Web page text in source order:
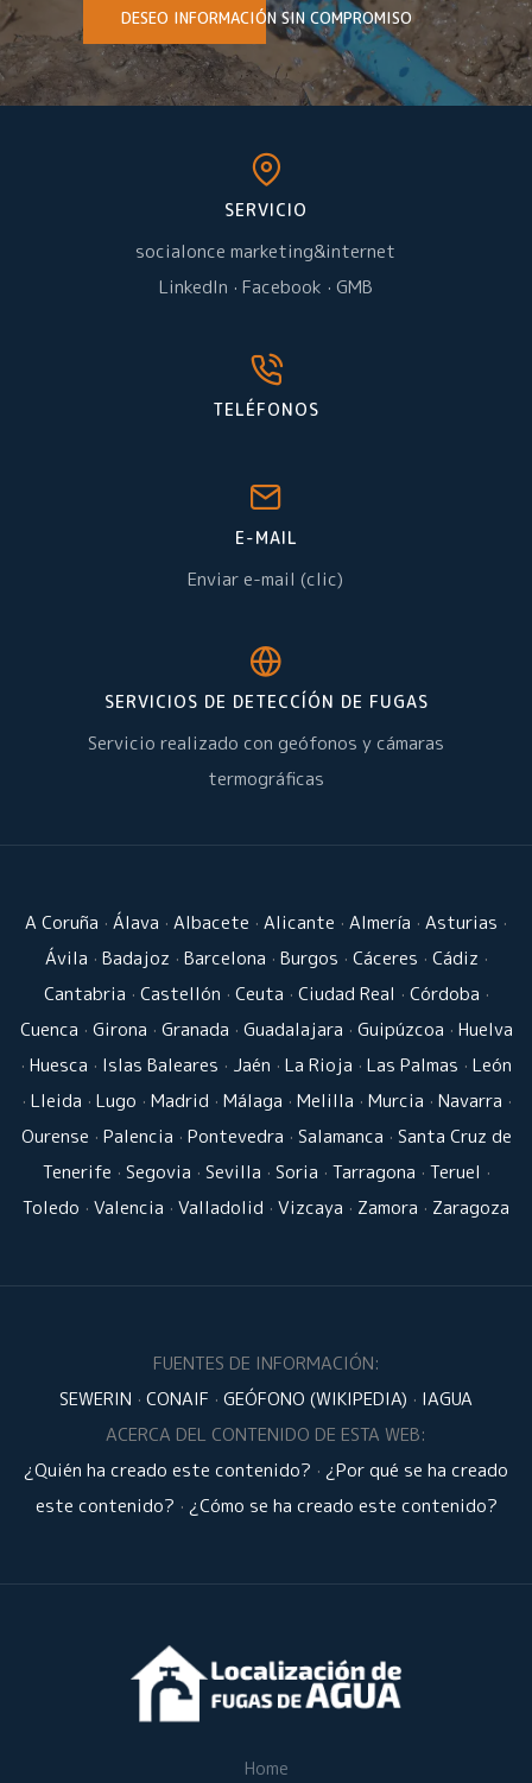
DESEO INFORMACIÓN SIN COMPROMISO
SERVICIO
socialonce marketing&internet
LinkedIn · Facebook · GMB
TELÉFONOS
E-MAIL
Enviar e-mail (clic)
SERVICIOS DE DETECCÍÓN DE FUGAS
Servicio realizado con geófonos y cámaras
termográficas
A Coruña · Álava · Albacete · Alicante · Almería · Asturias ·
Ávila · Badajoz · Barcelona · Burgos · Cáceres · Cádiz ·
Cantabria · Castellón · Ceuta · Ciudad Real · Córdoba ·
Cuenca · Girona · Granada · Guadalajara · Guipúzcoa · Huelva
· Huesca · Islas Baleares · Jaén · La Rioja · Las Palmas · León
· Lleida · Lugo · Madrid · Málaga · Melilla · Murcia · Navarra ·
Ourense · Palencia · Pontevedra · Salamanca · Santa Cruz de
Tenerife · Segovia · Sevilla · Soria · Tarragona · Teruel ·
Toledo · Valencia · Valladolid · Vizcaya · Zamora · Zaragoza
FUENTES DE INFORMACIÓN:
SEWERIN · CONAIF · GEÓFONO (WIKIPEDIA) · IAGUA
ACERCA DEL CONTENIDO DE ESTA WEB:
¿Quién ha creado este contenido? · ¿Por qué se ha creado
este contenido? · ¿Cómo se ha creado este contenido?
Home